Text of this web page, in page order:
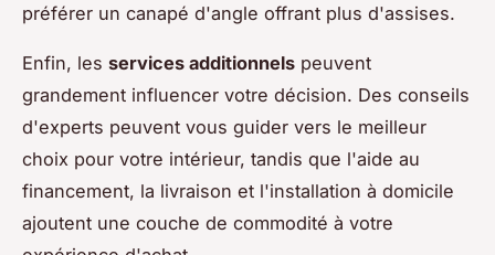
préférer un canapé d'angle offrant plus d'assises.
Enfin, les services additionnels peuvent
grandement influencer votre décision. Des conseils
d'experts peuvent vous guider vers le meilleur
choix pour votre intérieur, tandis que l'aide au
financement, la livraison et l'installation à domicile
ajoutent une couche de commodité à votre